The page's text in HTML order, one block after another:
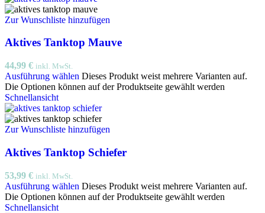
Zur Wunschliste hinzufügen
Aktives Tanktop Mauve
44,99 € inkl. MwSt.
Ausführung wählen Dieses Produkt weist mehrere Varianten auf.
Die Optionen können auf der Produktseite gewählt werden
Schnellansicht
Zur Wunschliste hinzufügen
Aktives Tanktop Schiefer
53,99 € inkl. MwSt.
Ausführung wählen Dieses Produkt weist mehrere Varianten auf.
Die Optionen können auf der Produktseite gewählt werden
Schnellansicht